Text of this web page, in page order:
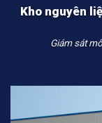
Kho nguyên
Giám sát